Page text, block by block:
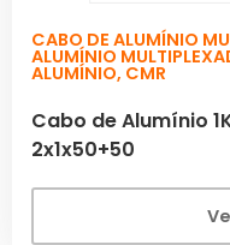
CABO DE ALUMÍNIO
ALUMÍNIO
ALUMÍNIO, CMR
Cabo de Alumínio
2x1x50+50